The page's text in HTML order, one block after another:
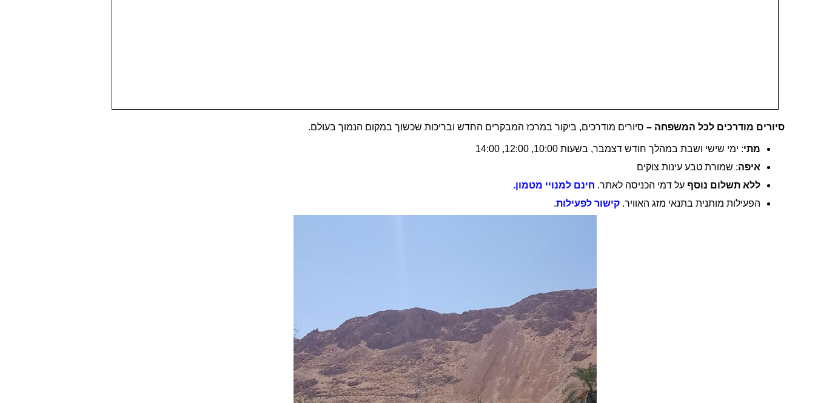
סיורים מודרכים לכל המשפחה – סיורים מודרכים, ביקור במרכז המבקרים החדש ובריכות שכשוך במקום הנמוך בעולם.
מתי: ימי שישי ושבת במהלך חודש דצמבר, בשעות 10:00, 12:00, 14:00
איפה: שמורת טבע עינות צוקים
ללא תשלום נוסף על דמי הכניסה לאתר. חינם למנויי מטמון.
הפעילות מותנית בתנאי מזג האוויר. קישור לפעילות.